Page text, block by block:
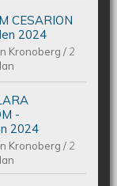
-
CESARION
2024
Kronoberg/ 2
-
2024
Kronoberg/ 2